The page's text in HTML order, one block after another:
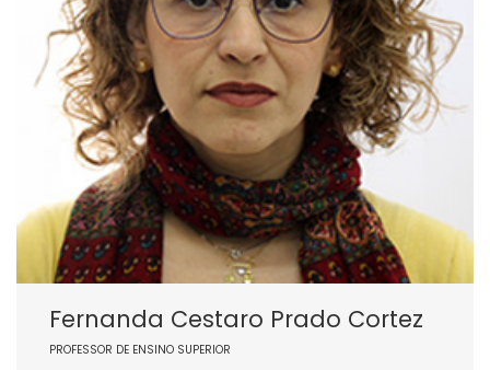
Fernanda Cestaro Prado Cortez
PROFESSOR DE ENSINO SUPERIOR